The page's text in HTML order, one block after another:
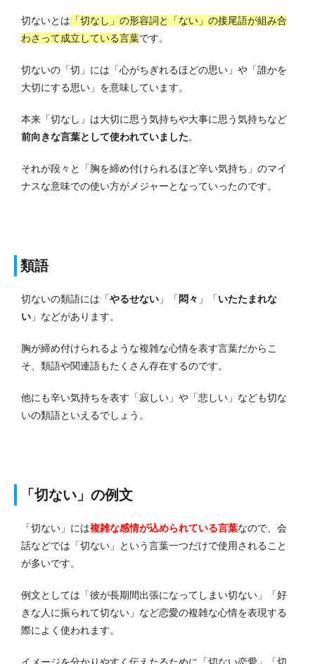
切ないとは 「切なし」の形容詞と「ない」の接尾語が組み合
わさって成立している言葉です。
切ないの「切」には「心がちぎれるほどの思い」や「誰かを
大切にする思い」を意味しています。
本来「切なし」は大切に思う気持ちや大事に思う気持ちなど
前向きな言葉として使われていました。
それが段々と「胸を締め付けられるほど辛い気持ち」のマイ
ナスな意味での使い方がメジャーとなっていったのです。
類語
切ないの類語には「やるせない 」「 悶々 」「いたたまれな
い 」などがあります。
胸が締め付けられるような複雑な心情を表す言葉だからこ
そ、類語や関連語もたくさん存在するのです。
他にも辛い気持ちを表す「寂しい」や「悲しい」なども切な
いの類語といえるでしょう。
「切ない」の例文
「切ない」には複雑な感情が込められている言葉なので、会
話などでは「切ない」という言葉一つだけで使用されること
が多いです。
例文としては「彼が長期間出張になってしまい切ない」「好
きな人に振られて切ない」など恋愛の複雑な心情を表現する
際によく使われます。
イメージを分かりやすく伝えたるために「切ない恋愛」「切